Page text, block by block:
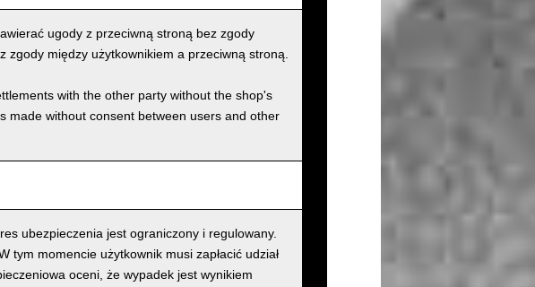
ugody z przeciwną stroną bez zgody
między użytkownikiem a przeciwną stroną.
with the other party without the shop's
made without consent between users and other
ubezpieczenia jest ograniczony i regulowany.
momencie użytkownik musi zapłacić udział
oceni, że wypadek jest wynikiem